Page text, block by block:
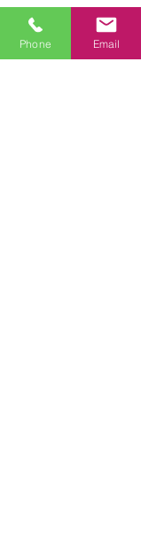
Son Yazılar
Phone Email